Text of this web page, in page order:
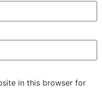
in this browser for